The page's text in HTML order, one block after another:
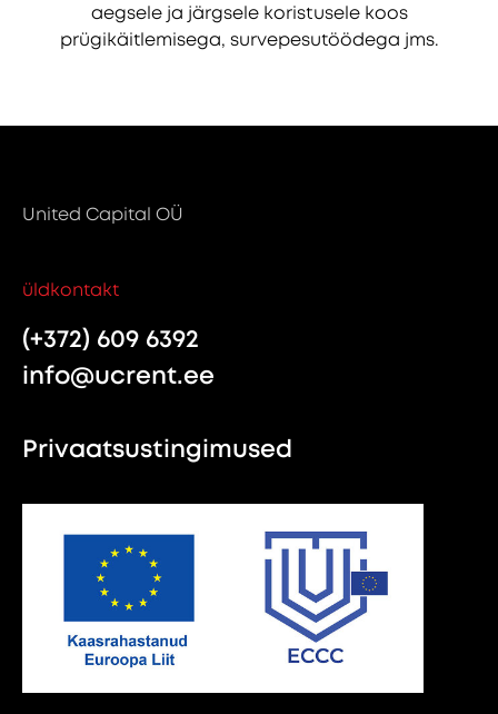
aegsele ja järgsele koristusele koos
prügikäitlemisega, survepesutöödega jms.
United Capital OÜ
üldkontakt
(+372) 609 6392
info@ucrent.ee
Privaatsustingimused